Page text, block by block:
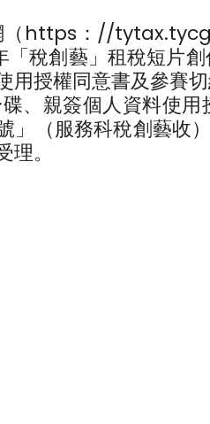
（https：//
稅創藝」租稅短片
用授權同意書及參賽
、親簽個人資料使
」（服務科稅創藝收
。